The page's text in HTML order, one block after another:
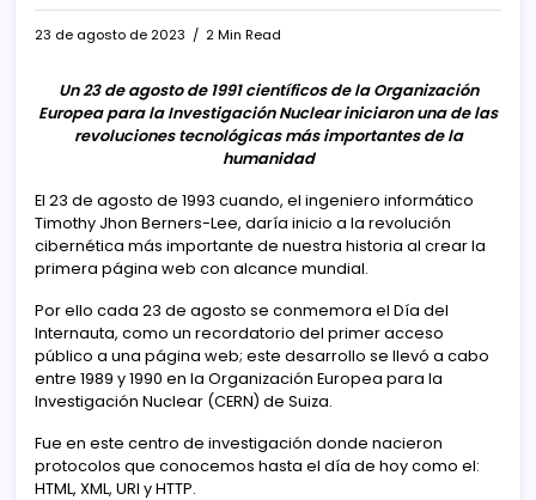
23 de agosto de 2023 2 Min Read
Un 23 de agosto de 1991 científicos de la Organización
Europea para la Investigación Nuclear iniciaron una de las
revoluciones tecnológicas más importantes de la
humanidad
El 23 de agosto de 1993 cuando, el ingeniero informático
Timothy Jhon Berners-Lee, daría inicio a la revolución
cibernética más importante de nuestra historia al crear la
primera página web con alcance mundial.
Por ello cada 23 de agosto se conmemora el Día del
Internauta, como un recordatorio del primer acceso
público a una página web; este desarrollo se llevó a cabo
entre 1989 y 1990 en la Organización Europea para la
Investigación Nuclear (CERN) de Suiza.
Fue en este centro de investigación donde nacieron
protocolos que conocemos hasta el día de hoy como el:
HTML, XML, URI y HTTP.